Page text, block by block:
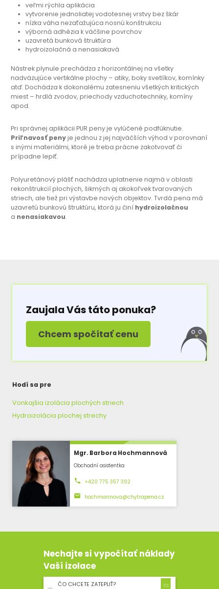
veľmi rýchla aplikácia
vytvorenie jednoliatej vodotesnej vrstvy bez škár
nízka váha nezaťažujúca nosnú konštrukciu
výborná adhézia k väčšine povrchov
uzavretá bunková štruktúra
hydroizolačná a nenasiakavá
Nástrek plynule prechádza z horizontálnej na všetky
nadväzujúce vertikálne plochy – atiky, boky svetlíkov, komínky
atď. Dochádza k dokonalému zatesneniu všetkých kritických
miest – hrdlá zvodov, priechody vzduchotechniky, komíny
apod.
Pri správnej aplikácii PUR peny je vylúčené podfúknutie.
Priľnavosť penyje jednou z jej najväčších výhod v porovnaní
s inými materiálmi, ktoré je treba prácne zakotvovať či
prípadne lepiť.
Polyuretánový plášť nachádza uplatnenie najmä v oblasti
rekonštrukcií plochých, šikmých aj akokoľvek tvarovaných
striech, ale tiež pri výstavbe nových objektov. Tvrdá pena má
uzavretú bunkovú štruktúru, ktorá ju činí hydroizolačnou
a nenasiakavou.
Zaujala Vás táto ponuka?
Chcem spočítať cenu
Hodí sa pre
Vonkajšia izolácia plochých striech
Hydroizolácia plochej strechy
Mgr. Barbora Hochmannová
Obchodní asistentka
+420 775 357 392
hochmannova@chytrapena.cz
Nechajte si vypočítať náklady
Vaší izolace
ČO CHCETE ZATEPLIŤ?